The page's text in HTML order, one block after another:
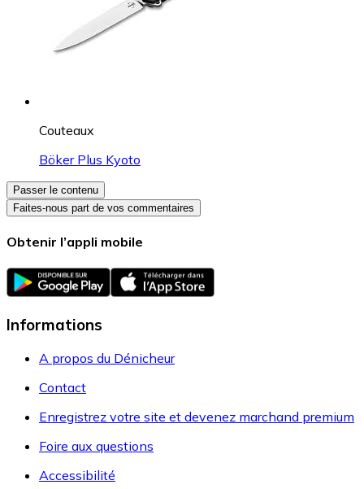
Couteaux
Böker Plus Kyoto
Passer le contenu
Faites-nous part de vos commentaires
Obtenir l’appli mobile
Informations
A propos du Dénicheur
Contact
Enregistrez votre site et devenez marchand premium
Foire aux questions
Accessibilité